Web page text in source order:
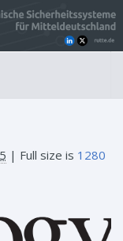
| Full size is 1280